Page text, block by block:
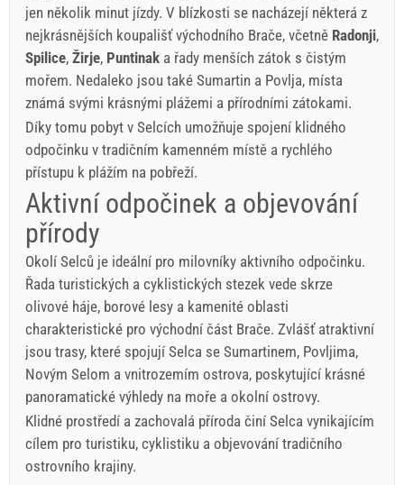
jen několik minut jízdy. V blízkosti se nacházejí některá z
nejkrásnějších koupališť východního Brače, včetně Radonji,
Spilice, Žirje, Puntinak a řady menších zátok s čistým
mořem. Nedaleko jsou také Sumartin a Povlja, místa
známá svými krásnými plážemi a přírodními zátokami.
Díky tomu pobyt v Selcích umožňuje spojení klidného
odpočinku v tradičním kamenném místě a rychlého
přístupu k plážím na pobřeží.
Aktivní odpočinek a objevování
přírody
Okolí Selců je ideální pro milovníky aktivního odpočinku.
Řada turistických a cyklistických stezek vede skrze
olivové háje, borové lesy a kamenité oblasti
charakteristické pro východní část Brače. Zvlášť atraktivní
jsou trasy, které spojují Selca se Sumartinem, Povljima,
Novým Selom a vnitrozemím ostrova, poskytující krásné
panoramatické výhledy na moře a okolní ostrovy.
Klidné prostředí a zachovalá příroda činí Selca vynikajícím
cílem pro turistiku, cyklistiku a objevování tradičního
ostrovního krajiny.